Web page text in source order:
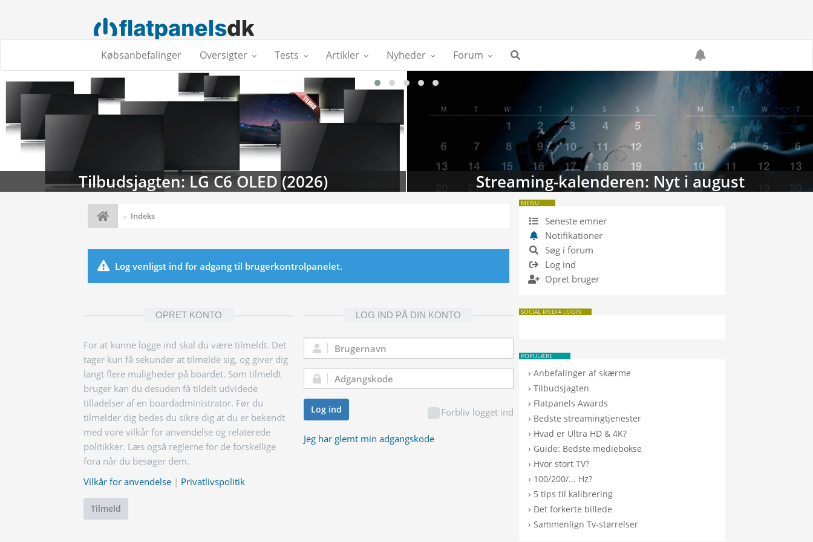
Købsanbefalinger Oversigter Tests Artikler Nyheder Forum
Tilbudsjagten: LG C6 OLED (2026) Streaming-kalenderen: Nyt i august
Indeks
Log venligst ind for adgang til brugerkontrolpanelet.
OPRET KONTO
For at kunne logge ind skal du være tilmeldt. Det
tager kun få sekunder at tilmelde sig, og giver dig
langt flere muligheder på boardet. Som tilmeldt
bruger kan du desuden få tildelt udvidede
tilladelser af en boardadministrator. Før du
tilmelder dig bedes du sikre dig at du er bekendt
med vore vilkår for anvendelse og relaterede
politikker. Læs også reglerne for de forskellige
fora når du besøger dem.
Vilkår for anvendelse | Privatlivspolitik
Tilmeld
LOG IND PÅ DIN KONTO
Brugernavn:
Adgangskode:
Forbliv logget ind
Log ind
Jeg har glemt min adgangskode
MENU
Seneste emner
Notifikationer
Søg i forum
Log ind
Opret bruger
SOCIAL MEDIA LOGIN
POPULÆRE
›Anbefalinger af skærme
›Tilbudsjagten
› Flatpanels Awards
› Bedste streamingtjenester
› Hvad er Ultra HD & 4K?
› Guide: Bedste mediebokse
› Hvor stort TV?
› 100/200/... Hz?
› 5 tips til kalibrering
› Det forkerte billede
›Sammenlign Tv-størrelser